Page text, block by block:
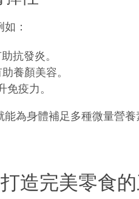
：
抗發炎。
養顏美容。
免疫力。
為身體補足多種微量營養
造完美零食